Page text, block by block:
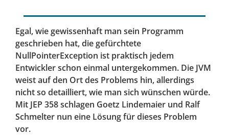
Egal, wie gewissenhaft man sein Programm
geschrieben hat, die gefürchtete
NullPointerException ist praktisch jedem
Entwickler schon einmal untergekommen. Die JVM
weist auf den Ort des Problems hin, allerdings
nicht so detailliert, wie man sich wünschen würde.
Mit JEP 358 schlagen Goetz Lindemaier und Ralf
Schmelter nun eine Lösung für dieses Problem
vor.